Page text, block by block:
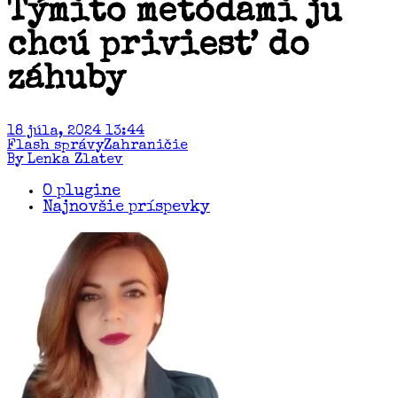
Týmito metódami ju
chcú priviesť do
záhuby
18 júla, 2024 13:44
Flash správyZahraničie
By Lenka Zlatev
O plugine
Najnovšie príspevky